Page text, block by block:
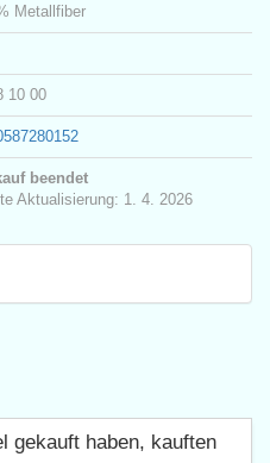
Metallfiber
10 00
beendet
Aktualisierung: 1. 4. 2026
gekauft haben, kauften